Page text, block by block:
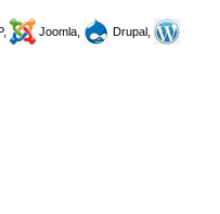
Joomla,
Drupal,